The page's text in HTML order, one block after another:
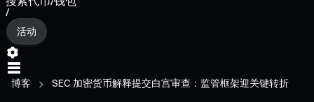
/
活动
博客 SEC 加密货币解释提交白宫审查：监管框架迎关键转折